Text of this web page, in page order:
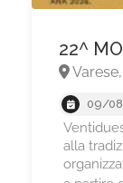
22^
09/
alla